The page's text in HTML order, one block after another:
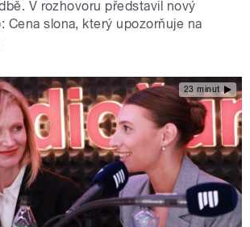
V rozhovoru představil nový
Cena slona, který upozorňuje na
23 minut